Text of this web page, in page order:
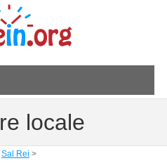
locale
Sal Rei >